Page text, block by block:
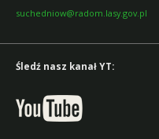
suchedniow@radom.lasy.gov.pl
Śledź nasz kanał YT: